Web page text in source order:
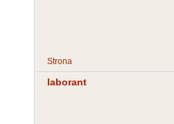
Strona
laborant